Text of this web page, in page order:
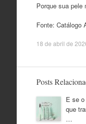
Porque sua pele
Fonte: Catálogo
18 de abril de
Posts
E se
que
…